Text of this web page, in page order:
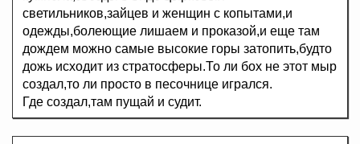
светильников,зайцев и женщин с копытами,и
одежды,болеющие лишаем и проказой,и еще там
дождем можно самые высокие горы затопить,будто
дожь исходит из стратосферы.То ли бох не этот мыр
создал,то ли просто в песочнице игрался.
Где создал,там пущай и судит.